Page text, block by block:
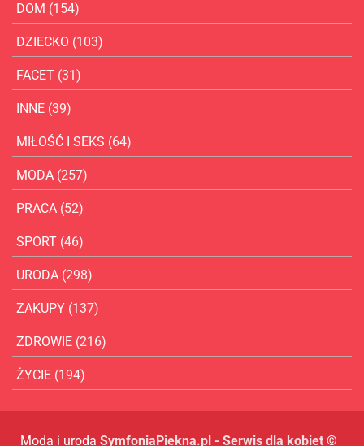
DOM (154)
DZIECKO (103)
FACET (31)
INNE (39)
MIŁOŚĆ I SEKS (64)
MODA (257)
PRACA (52)
SPORT (46)
URODA (298)
ZAKUPY (137)
ZDROWIE (216)
ŻYCIE (194)
Moda i uroda SymfoniaPiekna.pl - Serwis dla kobiet ©